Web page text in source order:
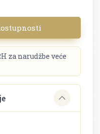
za narudžbe veće